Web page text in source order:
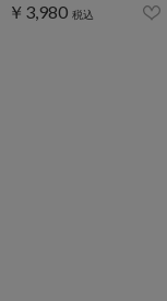
￥3,980 税込